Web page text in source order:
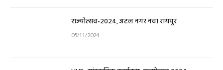
राज्योत्सव-2024, अटल नगर नवा रायपुर
05/11/2024